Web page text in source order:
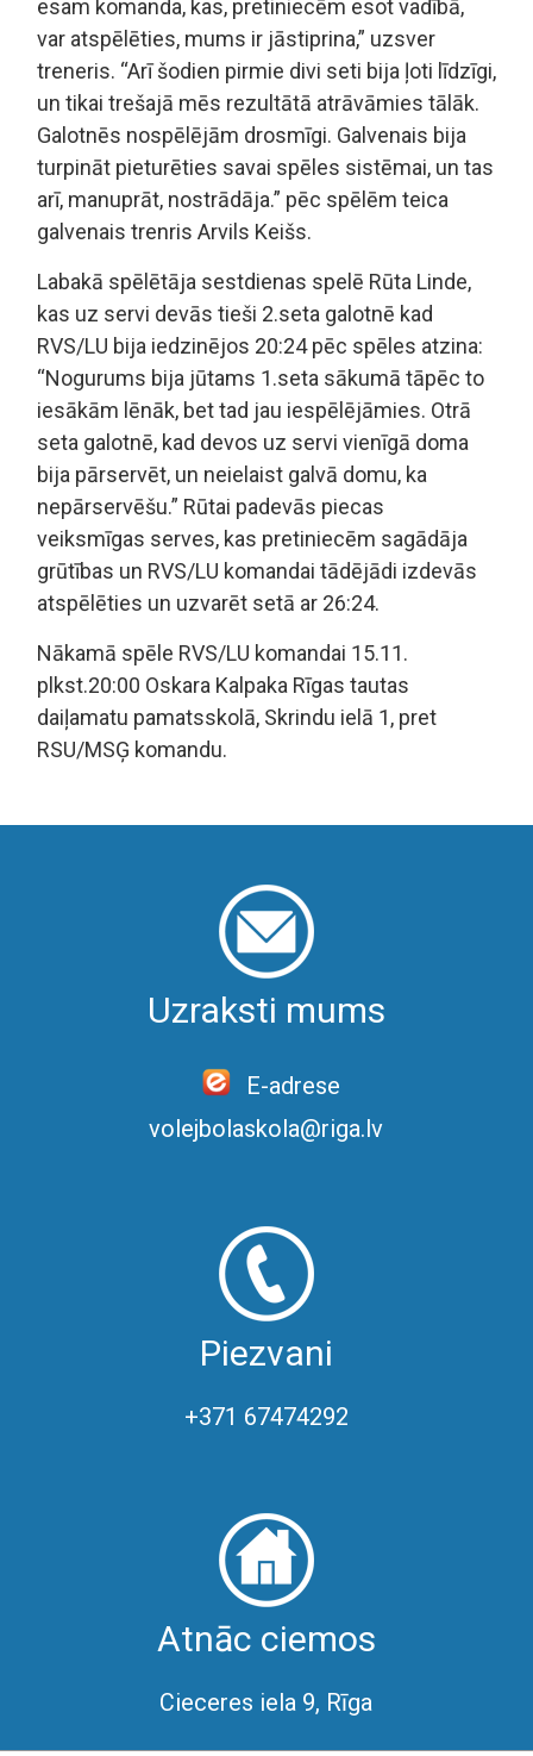
esam komanda, kas, pretiniecēm esot vadībā,
var atspēlēties, mums ir jāstiprina,” uzsver
treneris. “Arī šodien pirmie divi seti bija ļoti līdzīgi,
un tikai trešajā mēs rezultātā atrāvāmies tālāk.
Galotnēs nospēlējām drosmīgi. Galvenais bija
turpināt pieturēties savai spēles sistēmai, un tas
arī, manuprāt, nostrādāja.” pēc spēlēm teica
galvenais trenris Arvils Keišs.
Labakā spēlētāja sestdienas spelē Rūta Linde,
kas uz servi devās tieši 2.seta galotnē kad
RVS/LU bija iedzinējos 20:24 pēc spēles atzina:
“Nogurums bija jūtams 1.seta sākumā tāpēc to
iesākām lēnāk, bet tad jau iespēlējāmies. Otrā
seta galotnē, kad devos uz servi vienīgā doma
bija pārservēt, un neielaist galvā domu, ka
nepārservēšu.” Rūtai padevās piecas
veiksmīgas serves, kas pretiniecēm sagādāja
grūtības un RVS/LU komandai tādējādi izdevās
atspēlēties un uzvarēt setā ar 26:24.
Nākamā spēle RVS/LU komandai 15.11.
plkst.20:00 Oskara Kalpaka Rīgas tautas
daiļamatu pamatsskolā, Skrindu ielā 1, pret
RSU/MSĢ komandu.
Uzraksti mums
E-adrese
volejbolaskola@riga.lv
Piezvani
+371 67474292
Atnāc ciemos
Cieceres iela 9, Rīga